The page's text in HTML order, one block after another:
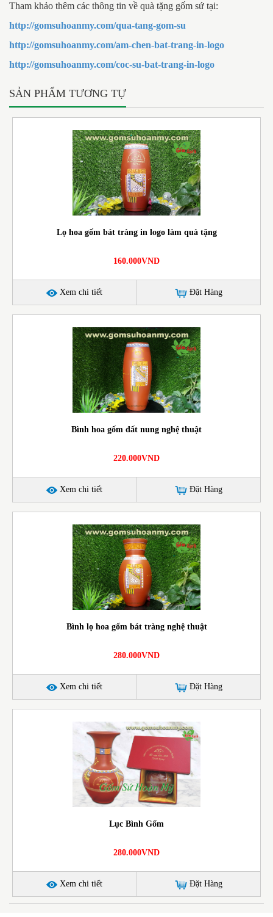
Tham khảo thêm các thông tin về quà tặng gốm sứ tại:
http://gomsuhoanmy.com/qua-tang-gom-su
http://gomsuhoanmy.com/am-chen-bat-trang-in-logo
http://gomsuhoanmy.com/coc-su-bat-trang-in-logo
SẢN PHẨM TƯƠNG TỰ
Lọ hoa gốm bát tràng in logo làm quà tặng
160.000VND
Xem chi tiết Đặt Hàng
Bình hoa gốm đất nung nghệ thuật
220.000VND
Xem chi tiết Đặt Hàng
Bình lọ hoa gốm bát tràng nghệ thuật
280.000VND
Xem chi tiết Đặt Hàng
Lục Bình Gốm
280.000VND
Xem chi tiết Đặt Hàng